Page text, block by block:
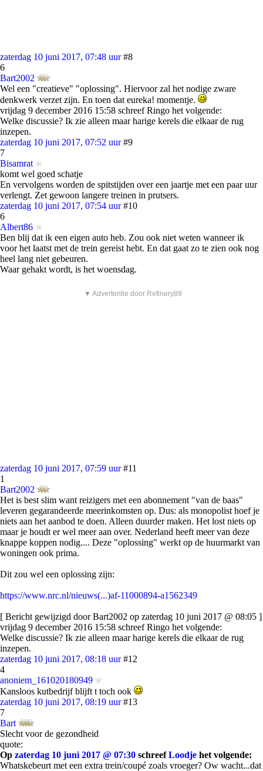
zaterdag 10 juni 2017, 07:48 uur #8
6
Bart2002
Wel een "creatieve" "oplossing". Hiervoor zal het nodige zware
denkwerk verzet zijn. En toen dat eureka! momentje.
vrijdag 9 december 2016 15:58 schreef Ringo het volgende:
Welke discussie? Ik zie alleen maar harige kerels die elkaar de rug
inzepen.
zaterdag 10 juni 2017, 07:52 uur #9
7
Bisamrat
komt wel goed schatje
En vervolgens worden de spitstijden over een jaartje met een paar uur
verlengt. Zet gewoon langere treinen in prutsers.
zaterdag 10 juni 2017, 07:54 uur #10
6
Albert86
Ben blij dat ik een eigen auto heb. Zou ook niet weten wanneer ik
voor het laatst met de trein gereist hebt. En dat gaat zo te zien ook nog
heel lang niet gebeuren.
Waar gehakt wordt, is het woensdag.
▼ Advertentie door Refinery89
zaterdag 10 juni 2017, 07:59 uur #11
1
Bart2002
Het is best slim want reizigers met een abonnement "van de baas"
leveren gegarandeerde meerinkomsten op. Dus: als monopolist hoef je
niets aan het aanbod te doen. Alleen duurder maken. Het lost niets op
maar je houdt er wel meer aan over. Nederland heeft meer van deze
knappe koppen nodig.... Deze "oplossing" werkt op de huurmarkt van
woningen ook prima.
Dit zou wel een oplossing zijn:
https://www.nrc.nl/nieuws(...)af-11000894-a1562349
[ Bericht gewijzigd door Bart2002 op zaterdag 10 juni 2017 @ 08:05 ]
vrijdag 9 december 2016 15:58 schreef Ringo het volgende:
Welke discussie? Ik zie alleen maar harige kerels die elkaar de rug
inzepen.
zaterdag 10 juni 2017, 08:18 uur #12
4
anoniem_161020180949
Kansloos kutbedrijf blijft t toch ook
zaterdag 10 juni 2017, 08:19 uur #13
7
Bart
Slecht voor de gezondheid
quote:
Op zaterdag 10 juni 2017 @ 07:30 schreefLoodje het volgende:
Whatskebeurt met een extra trein/coupé zoals vroeger? Ow wacht...dat